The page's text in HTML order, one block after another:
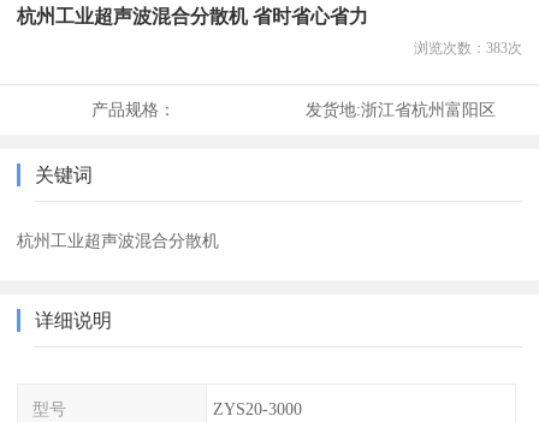
杭州工业超声波混合分散机 省时省心省力
浏览次数： 383次
产品规格： 发货地:浙江省杭州富阳区
关键词
杭州工业超声波混合分散机
详细说明
型号 ZYS20-3000